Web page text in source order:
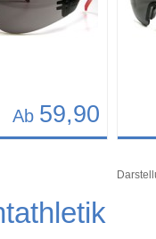
Ab 59,90
Art.-